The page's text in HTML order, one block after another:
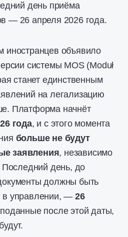
день приёма
— 26 апреля 2026 года.
иностранцев объявило
системы MOS (Moduł
станет единственным
на легализацию
Платформа начнёт
года, и с этого момента
больше не будут
заявления, независимо
Последний день, до
должны быть
в управлении, — 26
после этой даты,